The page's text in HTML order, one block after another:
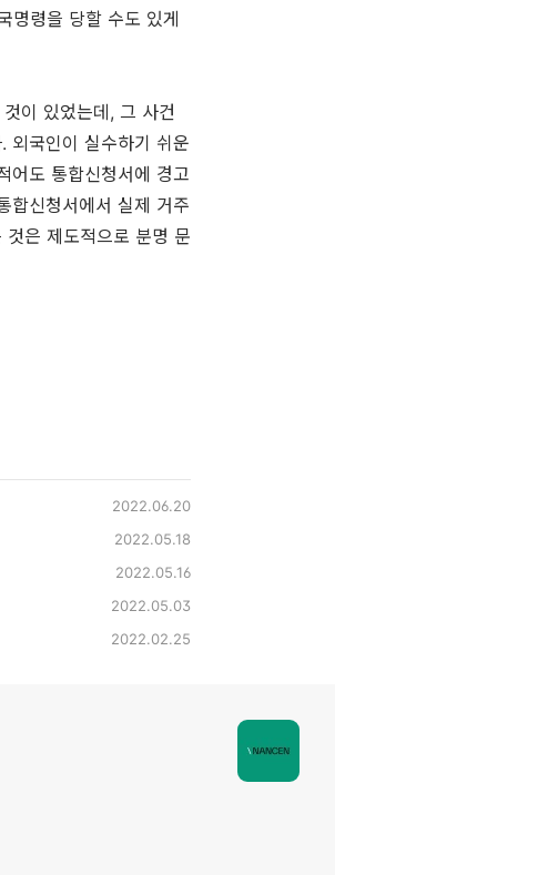
명령을 당할 수도 있게
이 있었는데, 그 사건
외국인이 실수하기 쉬운
어도 통합신청서에 경고
합신청서에서 실제 거주
은 제도적으로 분명 문
2022.06.20
2022.05.18
2022.05.16
2022.05.03
2022.02.25